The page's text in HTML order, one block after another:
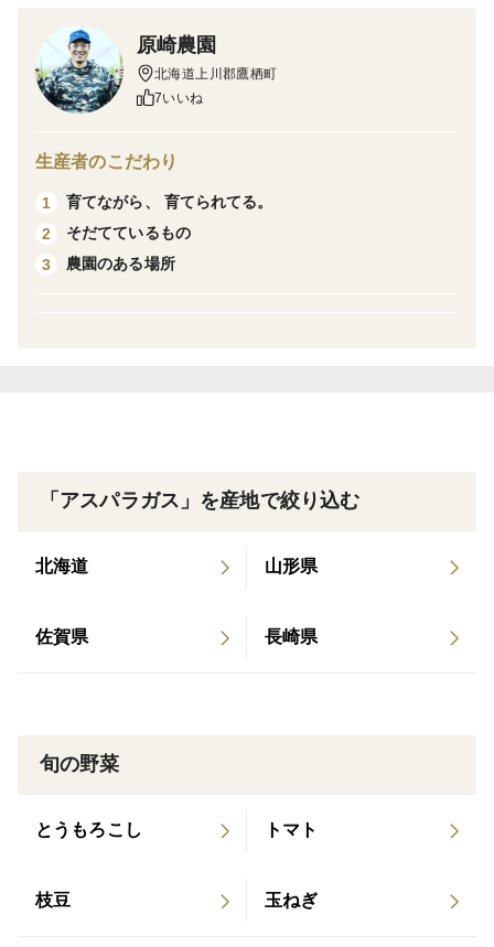
予約受付中！
予約受付期間：～5月中旬頃。
収穫時期：4月中旬〜5月中旬
○特別栽培認証です。
節減対象農薬の節減割合：当地比 10割減
節減対象化学肥料：当地比 10割減
※農作物は天候に左右されますので、予定と異なる場合
賞味期限：到着後、なるべくお早めに
をたくさん、ちょっとずつ育てています。安心ブラン
のを心を込めて皆様の食卓へ届けます。
お好みで少量のハーブ。
原崎農園
北海道上川郡鷹栖町
7いいね
生産者のこだわり
1
育てながら、 育てられてる。
2
そだてているもの
3
農園のある場所
「アスパラガス」を産地で絞り込む
北海道 山形県
佐賀県 長崎県
旬の野菜
とうもろこし トマト
枝豆 玉ねぎ